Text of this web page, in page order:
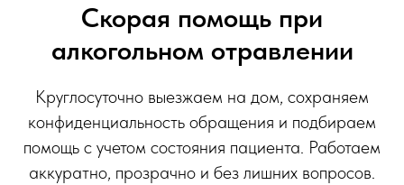
Скорая помощь при
алкогольном отравлении
Круглосуточно выезжаем на дом, сохраняем
конфиденциальность обращения и подбираем
помощь с учетом состояния пациента. Работаем
аккуратно, прозрачно и без лишних вопросов.